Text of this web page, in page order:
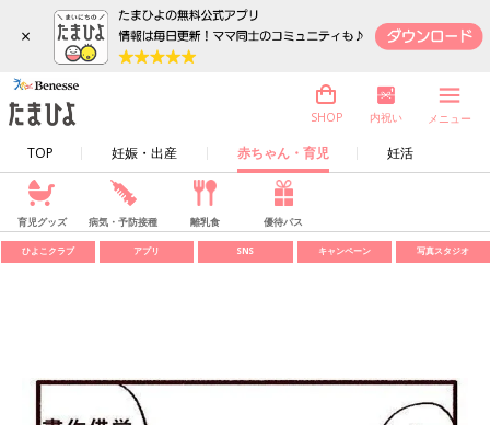
×
TOP 妊娠・出産 赤ちゃん・育児 妊活
SHOP 内祝い メニュー
育児グッズ 病気・予防接種 離乳食 優待パス
ひよこクラブ アプリ SNS キャンペーン 写真スタジオ